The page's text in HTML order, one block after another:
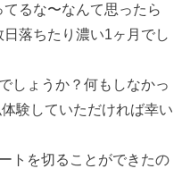
るな〜なんて思ったら
落ちたり濃い1ヶ月でし
しょうか？何もしなかっ
験していただければ幸い
トを切ることができたの